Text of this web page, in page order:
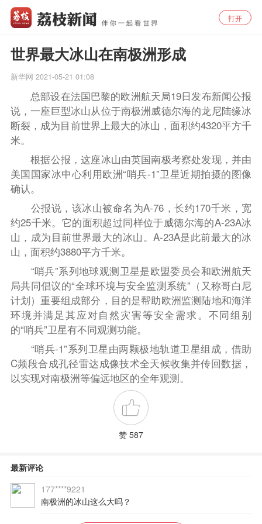
打开
世界最大冰山在南极洲形成
新华网 2021-05-21 01:08
总部设在法国巴黎的欧洲航天局19日发布新闻公报
说，一座巨型冰山从位于南极洲威德尔海的龙尼陆缘冰
断裂，成为目前世界上最大的冰山，面积约4320平方千
米。
根据公报，这座冰山由英国南极考察处发现，并由
美国国家冰中心利用欧洲“哨兵-1”卫星近期拍摄的图像
确认。
公报说，该冰山被命名为A-76，长约170千米，宽
约25千米。它的面积超过同样位于威德尔海的A-23A冰
山，成为目前世界最大的冰山。A-23A是此前最大的冰
山，面积约3880平方千米。
“哨兵”系列地球观测卫星是欧盟委员会和欧洲航天
局共同倡议的“全球环境与安全监测系统”（又称哥白尼
计划）重要组成部分，目的是帮助欧洲监测陆地和海洋
环境并满足其应对自然灾害等安全需求。不同组别
的“哨兵”卫星有不同观测功能。
“哨兵-1”系列卫星由两颗极地轨道卫星组成，借助
C频段合成孔径雷达成像技术全天候收集并传回数据，
以实现对南极洲等偏远地区的全年观测。
赞 587
最新评论
177****9221
南极洲的冰山这么大吗？